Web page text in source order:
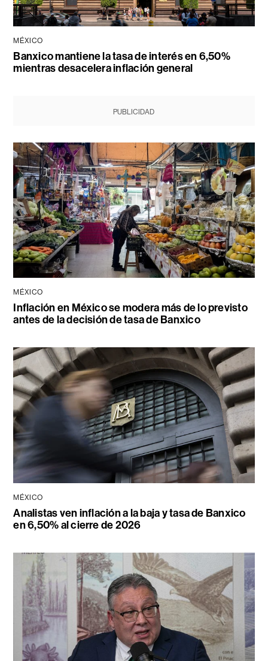
MÉXICO
Banxico mantiene la tasa de interés en 6,50%
mientras desacelera inflación general
PUBLICIDAD
MÉXICO
Inflación en México se modera más de lo previsto
antes de la decisión de tasa de Banxico
MÉXICO
Analistas ven inflación a la baja y tasa de Banxico
en 6,50% al cierre de 2026